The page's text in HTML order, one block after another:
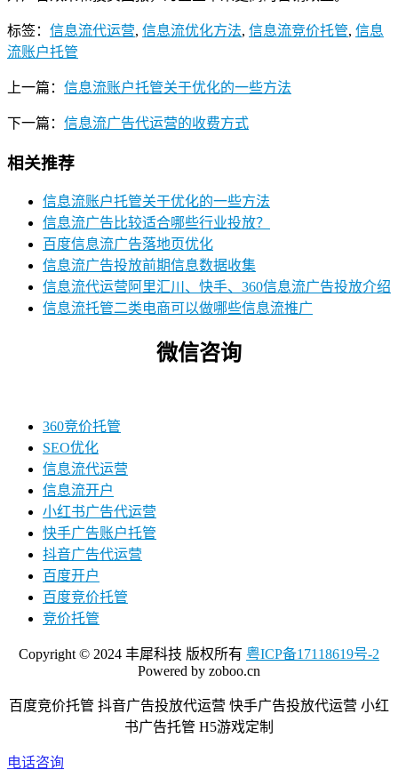
标签： 信息流代运营, 信息流优化方法, 信息流竞价托管, 信息
流账户托管
上一篇： 信息流账户托管关于优化的一些方法
下一篇： 信息流广告代运营的收费方式
相关推荐
信息流账户托管关于优化的一些方法
信息流广告比较适合哪些行业投放？
百度信息流广告落地页优化
信息流广告投放前期信息数据收集
信息流代运营阿里汇川、快手、360信息流广告投放介绍
信息流托管二类电商可以做哪些信息流推广
微信咨询
360竞价托管
SEO优化
信息流代运营
信息流开户
小红书广告代运营
快手广告账户托管
抖音广告代运营
百度开户
百度竞价托管
竞价托管
Copyright © 2024 丰犀科技 版权所有 粤ICP备17118619号-2
Powered by zoboo.cn
百度竞价托管 抖音广告投放代运营 快手广告投放代运营 小红
书广告托管 H5游戏定制
电话咨询